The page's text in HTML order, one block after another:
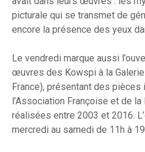
picturale qui se transmet de
encore la présence des yeux
Le vendredi marque aussi
œuvres des Kowspi à la
France), présentant des
l’Association Françoise et de la
réalisées entre 2003 et 2016.
mercredi au samedi de 11h à